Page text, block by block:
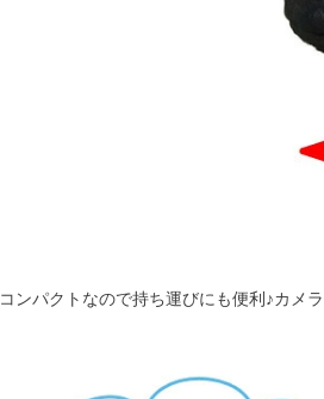
コンパクトなので持ち運びにも便利♪カメ